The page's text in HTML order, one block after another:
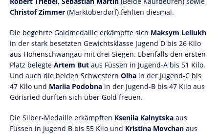
Christof Zimmer (Marktoberdorf) fehlten diesmal.
Die begehrte Goldmedaille erkämpfte sich Maksym Leliukh
in der stark besetzten Gewichtsklasse Jugend D bis 26 Kilo
aus Hohenschwangau mit drei Siegen. Ebenfalls den ersten
Platz belegte Artem But aus Füssen in Jugend-A bis 51 Kilo.
Und auch die beiden Schwestern Olha in der Jugend-C bis
47 Kilo und Mariia Podobna in der Jugend-B bis 47 Kilo aus
Görisried durften sich über Gold freuen.
Die Silber-Medaille erkämpften Kseniia Kalnytska aus
Füssen in Jugend B bis 55 Kilo und Kristina Movchan aus